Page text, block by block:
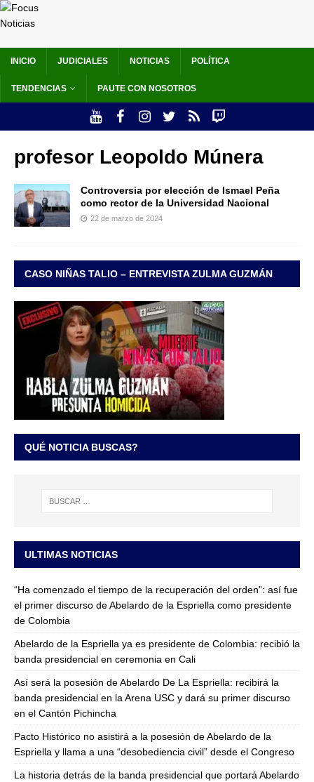
INICIO JUDICIALES NOTICIAS POLÍTICA
TENDENCIAS PAUTE CON NOSOTROS
profesor Leopoldo Múnera
Controversia por elección de Ismael Peña
como rector de la Universidad Nacional
22 de marzo de 2024
CASO NIÑAS TALIO – ENTREVISTA ZULMA GUZMÁN
QUÉ NOTICIA BUSCAS?
ULTIMAS NOTICIAS
“Ha comenzado el tiempo de la recuperación del orden”: así fue
el primer discurso de Abelardo de la Espriella como presidente
de Colombia
Abelardo de la Espriella ya es presidente de Colombia: recibió la
banda presidencial en ceremonia en Cali
Así será la posesión de Abelardo De La Espriella: recibirá la
banda presidencial en la Arena USC y dará su primer discurso
en el Cantón Pichincha
Pacto Histórico no asistirá a la posesión de Abelardo de la
Espriella y llama a una “desobediencia civil” desde el Congreso
La historia detrás de la banda presidencial que portará Abelardo